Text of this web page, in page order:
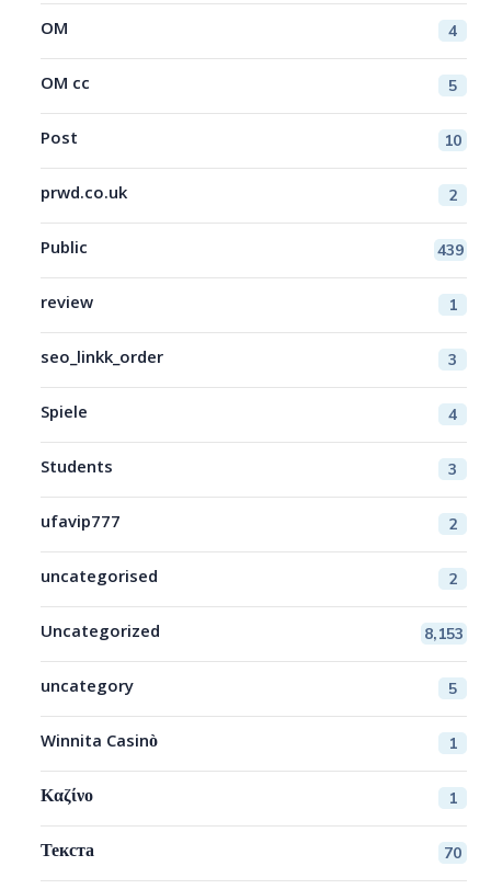
OM 4
OM cc 5
Post 10
prwd.co.uk 2
Public 439
review 1
seo_linkk_order 3
Spiele 4
Students 3
ufavip777 2
uncategorised 2
Uncategorized 8,153
uncategory 5
Winnita Casinò 1
Καζίνο 1
Текста 70